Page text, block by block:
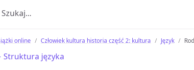
online Człowiek kultura historia część 2: kultura Język
Struktura języka